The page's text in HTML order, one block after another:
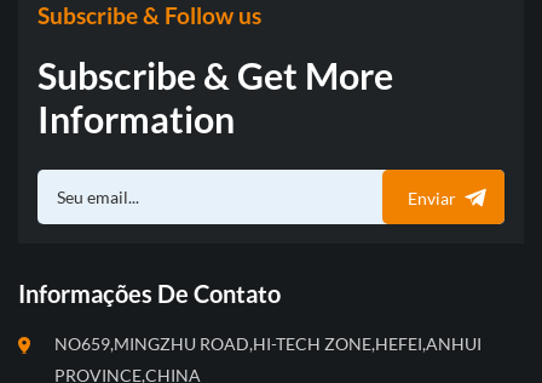
Subscribe & Follow us
Subscribe & Get More
Information
Enviar
Informações De Contato
NO659,MINGZHU ROAD,HI-TECH ZONE,HEFEI,ANHUI
PROVINCE,CHINA